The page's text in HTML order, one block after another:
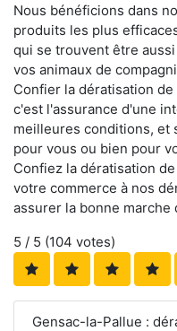
Nous bénéficions dans
produits les plus
qui se trouvent être
vos animaux de
Confier la dératisation
c'est l'assurance d'une
meilleures conditions, et
pour vous ou bien pour
Confiez la dératisation
votre commerce à nos
assurer la bonne marche
5 / 5 (104 votes)
Gensac-la-Pallue :